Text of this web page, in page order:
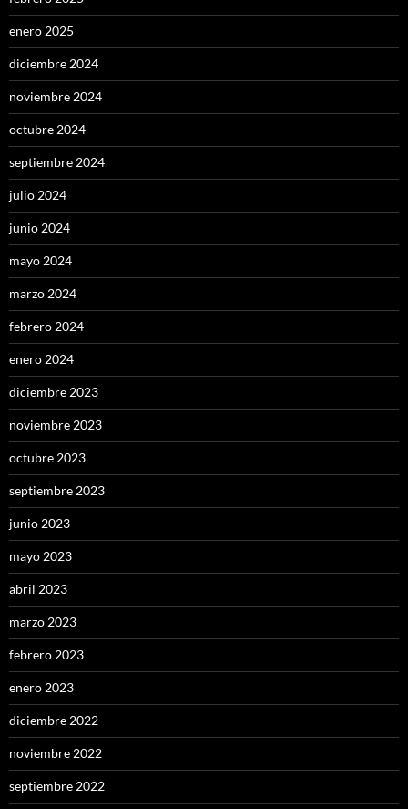
enero 2025
diciembre 2024
noviembre 2024
octubre 2024
septiembre 2024
julio 2024
junio 2024
mayo 2024
marzo 2024
febrero 2024
enero 2024
diciembre 2023
noviembre 2023
octubre 2023
septiembre 2023
junio 2023
mayo 2023
abril 2023
marzo 2023
febrero 2023
enero 2023
diciembre 2022
noviembre 2022
septiembre 2022